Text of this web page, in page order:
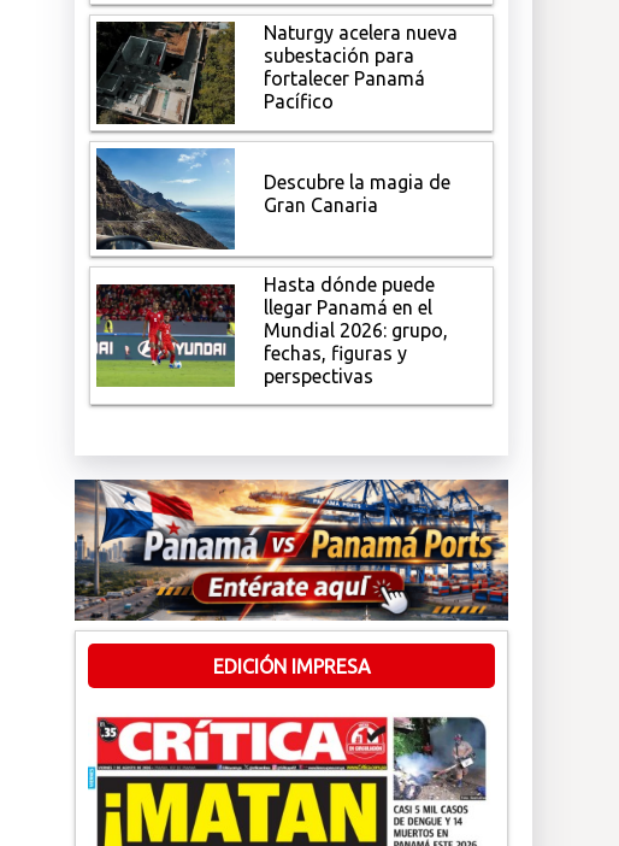
Naturgy acelera nueva
subestación para
fortalecer Panamá
Pacífico
Descubre la magia de
Gran Canaria
Hasta dónde puede
llegar Panamá en el
Mundial 2026: grupo,
fechas, figuras y
perspectivas
EDICIÓN IMPRESA